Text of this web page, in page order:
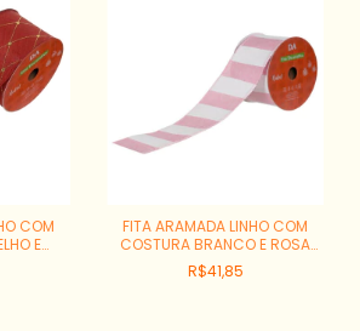
COM
E
FITA ARAMADA LINHO COM
COSTURA BRANCO E ROSA
REF:48064002
R$41,85